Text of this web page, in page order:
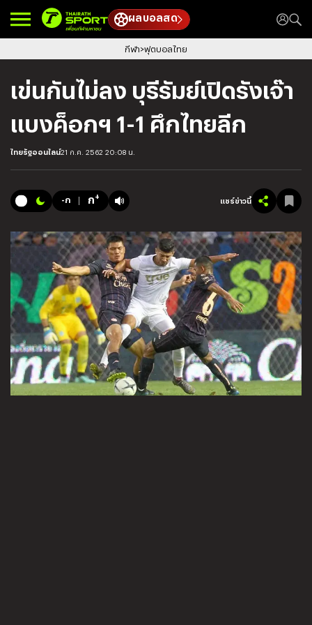
ผลบอลสด
กีฬา ฟุตบอลไทย
เข่นกันไม่ลง บุรีรัมย์เปิดรังเจ๊า
แบงค็อกฯ 1-1 ศึกไทยลีก
ไทยรัฐออนไลน์21 ก.ค. 2562 20:08 น.
-ก ก+ แชร์ข่าวนี้